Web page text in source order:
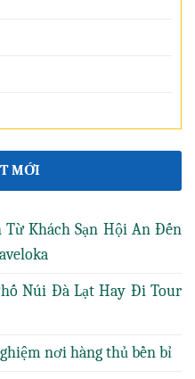
MỚI
Từ Khách Sạn Hội An Đến
Núi Đà Lạt Hay Đi Tour
nơi hàng thủ bền bỉ